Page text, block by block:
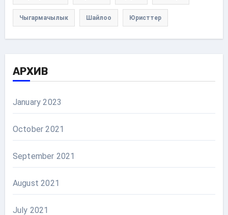
Чыгармачылык Шайлоо Юристтер
АРХИВ
January 2023
October 2021
September 2021
August 2021
July 2021